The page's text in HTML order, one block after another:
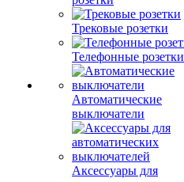
Трековые розетки
Телефонные розетки
Автоматические
выключатели
Аксессуары для